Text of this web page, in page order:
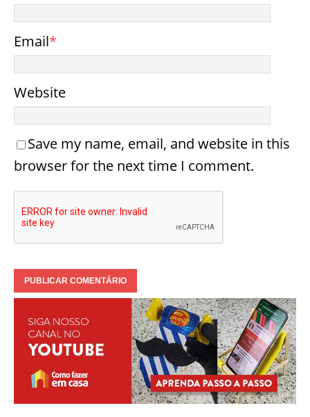
Email*
Website
Save my name, email, and website in this
browser for the next time I comment.